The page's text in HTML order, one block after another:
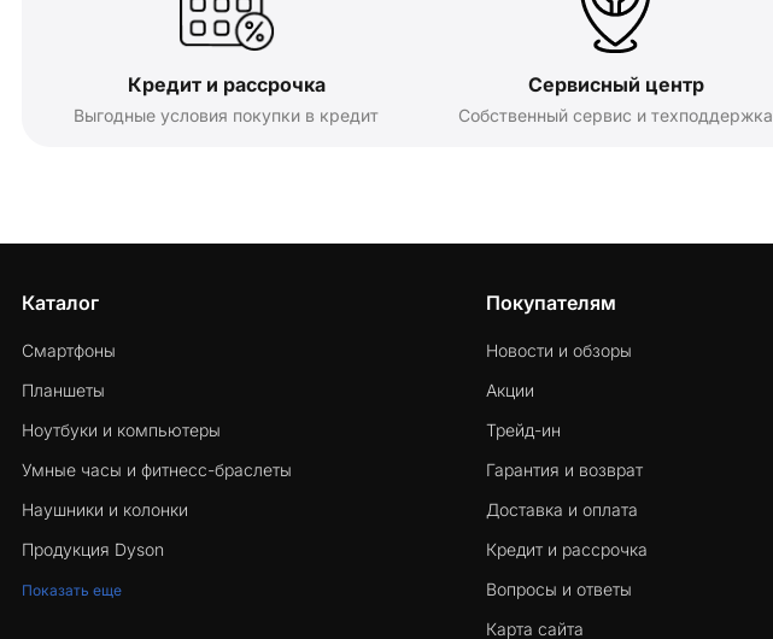
Кредит и рассрочка
Выгодные условия покупки в кредит
Сервисный центр
Собственный сервис и техподдержка
Каталог
Смартфоны
Планшеты
Ноутбуки и компьютеры
Умные часы и фитнесс-браслеты
Наушники и колонки
Продукция Dyson
Показать еще
Покупателям
Новости и обзоры
Акции
Трейд-ин
Гарантия и возврат
Доставка и оплата
Кредит и рассрочка
Вопросы и ответы
Карта сайта